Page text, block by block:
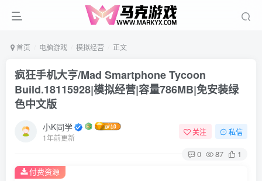
首页 电脑游戏 模拟经营 正文
疯狂手机大亨/Mad Smartphone Tycoon
Build.18115928|模拟经营|容量786MB|免安装绿
色中文版
小K同学
1年前更新
关注 私信
0 87 1
付费资源